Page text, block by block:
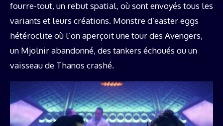
fourre-tout, un rebut spatial, où sont envoyés tous les
variants et leurs créations. Monstre d’easter eggs
hétéroclite où l’on aperçoit une tour des Avengers,
un Mjolnir abandonné, des tankers échoués ou un
vaisseau de Thanos crashé.